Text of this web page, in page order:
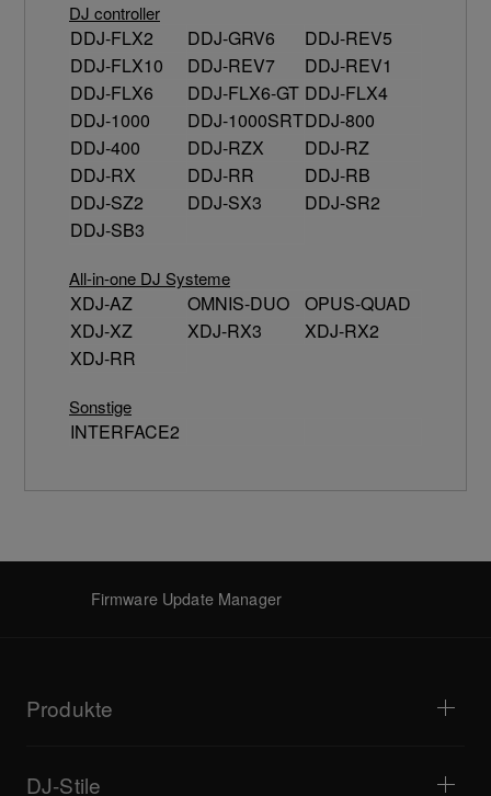
DJ controller
DDJ-FLX2 DDJ-GRV6
DDJ-REV5
DDJ-FLX10
DDJ-REV7
DDJ-REV1
DDJ-FLX6
DDJ-FLX6-GT DDJ-FLX4
DDJ-1000
DDJ-1000SRTDDJ-800
DDJ-400
DDJ-RZX
DDJ-RZ
DDJ-RX
DDJ-RR
DDJ-RB
DDJ-SZ2
DDJ-SX3
DDJ-SR2
DDJ-SB3
All-in-one DJ Systeme
XDJ-AZ OMNIS-DUO
OPUS-QUAD
XDJ-XZ
XDJ-RX3
XDJ-RX2
XDJ-RR
Sonstige
INTERFACE2
Firmware Update Manager
Produkte
DJ-Mixer
DJ-Stile